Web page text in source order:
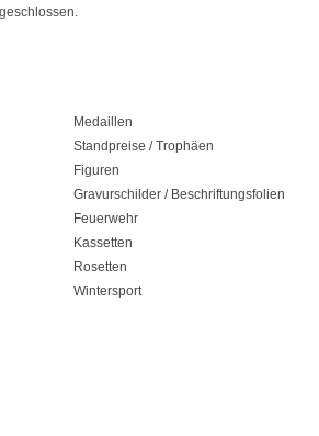
Medaillen
Standpreise / Trophäen
Figuren
Gravurschilder / Beschriftungsfolien
Feuerwehr
Kassetten
Rosetten
Wintersport